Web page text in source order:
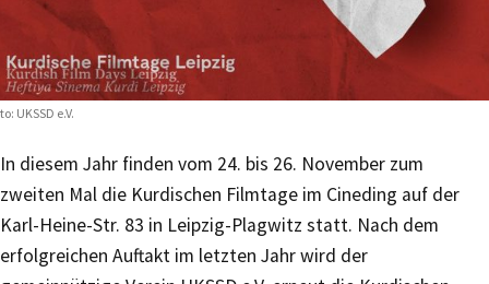
UKSSD e.V.
In diesem Jahr finden vom 24. bis 26. November zum
zweiten Mal die Kurdischen Filmtage im Cineding auf der
Karl-Heine-Str. 83 in Leipzig-Plagwitz statt. Nach dem
erfolgreichen Auftakt im letzten Jahr wird der